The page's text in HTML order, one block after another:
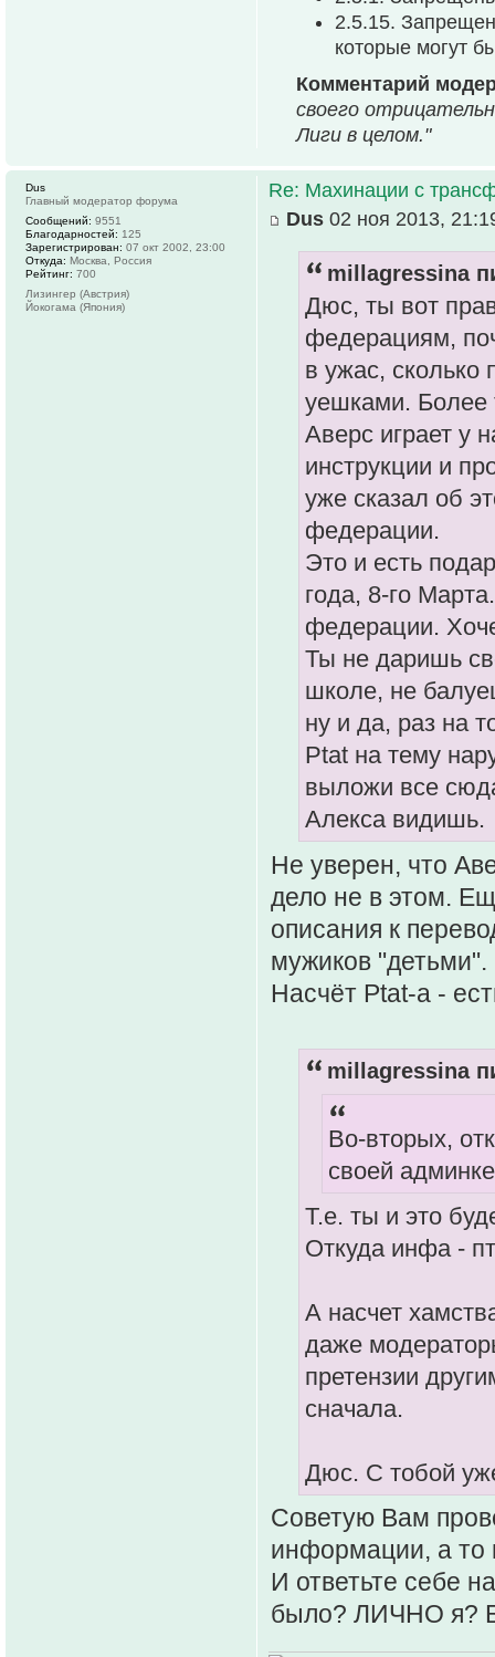
2.5.15.
которые могут
Комментарий
своего
Лиги в целом."
Re: Махинации с
Dus 02 ноя 2013,
millagressina
Дюс, ты вот
федерациям,
в ужас, сколько
уешками. Более
Аверс играет у
инструкции и
уже сказал об
федерации.
Это и есть
года, 8-го
федерации.
Ты не даришь
школе, не
ну и да, раз на
Ptat на тему
выложи все
Алекса видишь.
Не уверен, что
дело не в этом.
описания к
мужиков "детьми".
Насчёт Ptat-а -
millagressina
Во-вторых,
своей
Т.е. ты и это
Откуда инфа -
А насчет
даже
претензии
сначала.
Дюс. С тобой
Советую Вам
информации, а то
И ответьте себе
было? ЛИЧНО я?
Dus
Главный модератор форума
Сообщений: 9551
Благодарностей: 125
Зарегистрирован: 07 окт 2002, 23:00
Откуда: Москва, Россия
Рейтинг: 700
Лизингер (Австрия)
Йокогама (Япония)